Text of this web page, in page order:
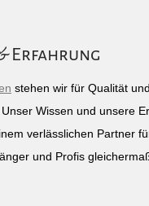
Erfahrung
stehen wir für Qualität
Wissen und unsere
verlässlichen Partner
und Profis